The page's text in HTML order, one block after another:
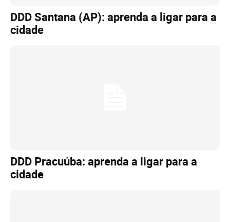
DDD Santana (AP): aprenda a ligar para a
cidade
DDD Pracuúba: aprenda a ligar para a
cidade